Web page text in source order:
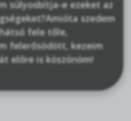
súlyosbítja-e ezeket az
szedem
fele tőle,
felerősödött, kezeim
előre is köszönöm!